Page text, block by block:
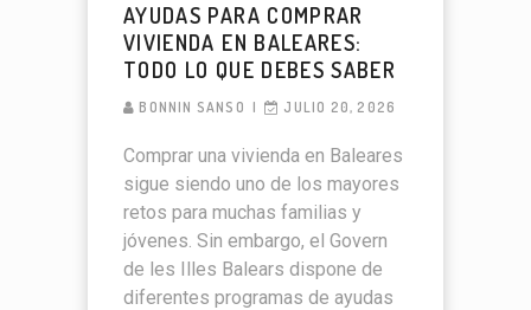
AYUDAS PARA COMPRAR
VIVIENDA EN BALEARES:
TODO LO QUE DEBES SABER
BONNIN SANSO JULIO 20, 2026
Comprar una vivienda en Baleares
sigue siendo uno de los mayores
retos para muchas familias y
jóvenes. Sin embargo, el Govern
de les Illes Balears dispone de
diferentes programas de ayudas